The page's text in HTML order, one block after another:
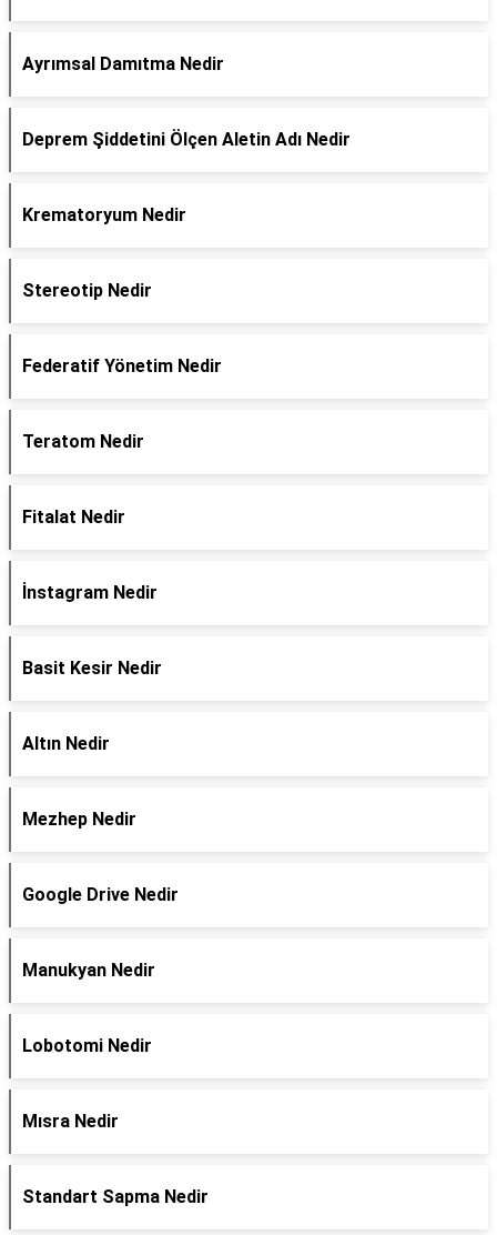
Ayrımsal Damıtma Nedir
Deprem Şiddetini Ölçen Aletin Adı Nedir
Krematoryum Nedir
Stereotip Nedir
Federatif Yönetim Nedir
Teratom Nedir
Fitalat Nedir
İnstagram Nedir
Basit Kesir Nedir
Altın Nedir
Mezhep Nedir
Google Drive Nedir
Manukyan Nedir
Lobotomi Nedir
Mısra Nedir
Standart Sapma Nedir